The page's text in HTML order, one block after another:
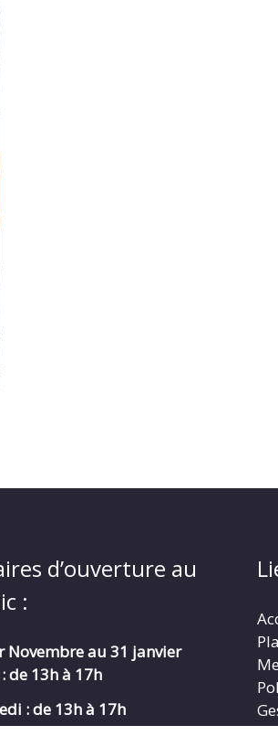
d’ouverture au
:
Novembre au 31 janvier
de 13h à 17h
:de 13h à 17h